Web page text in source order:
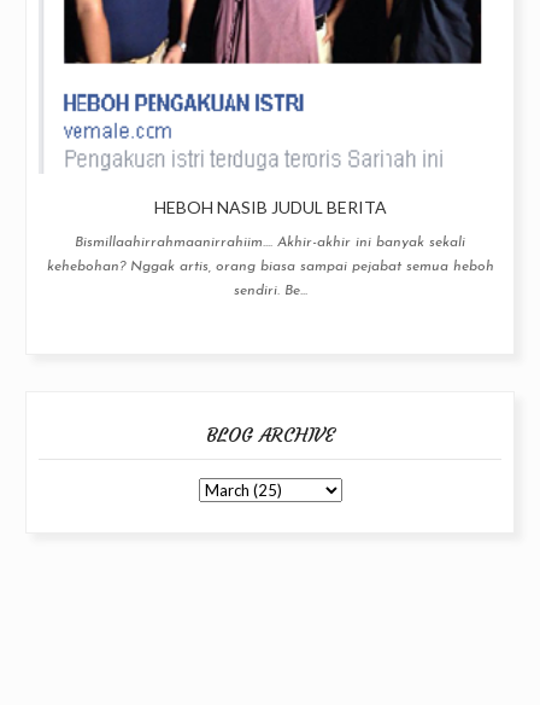
HEBOH NASIB JUDUL BERITA
Bismillaahirrahmaanirrahiim.... Akhir-akhir ini banyak sekali
kehebohan? Nggak artis, orang biasa sampai pejabat semua heboh
sendiri. Be...
BLOG ARCHIVE